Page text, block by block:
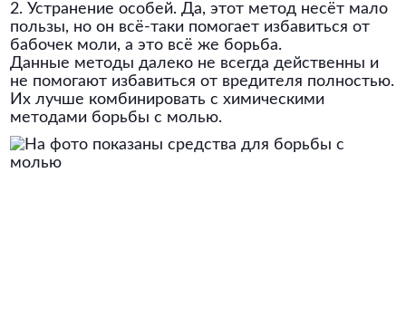
2. Устранение особей. Да, этот метод несёт мало
пользы, но он всё-таки помогает избавиться от
бабочек моли, а это всё же борьба.
Данные методы далеко не всегда действенны и
не помогают избавиться от вредителя полностью.
Их лучше комбинировать с химическими
методами борьбы с молью.